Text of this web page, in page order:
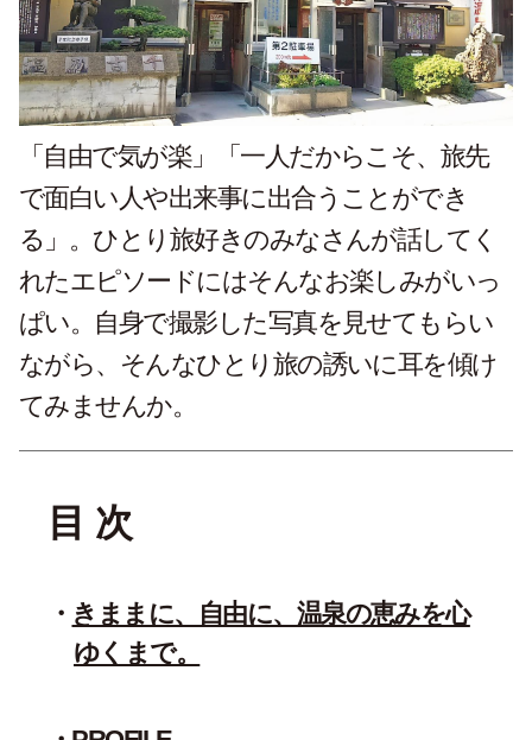
「自由で気が楽」「一人だからこそ、旅先
で面白い人や出来事に出合うことができ
る」。ひとり旅好きのみなさんが話してく
れたエピソードにはそんなお楽しみがいっ
ぱい。自身で撮影した写真を見せてもらい
ながら、そんなひとり旅の誘いに耳を傾け
てみませんか。
目 次
きままに、自由に、温泉の恵みを心
ゆくまで。